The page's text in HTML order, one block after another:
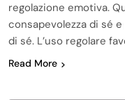
regolazione emotiva.
consapevolezza di sé
di sé. L’uso regolare
Read More